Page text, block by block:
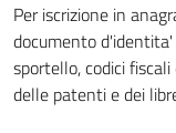
Per iscrizione in
documento
sportello, codici
delle patenti e dei